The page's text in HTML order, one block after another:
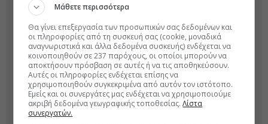
Μάθετε περισσότερα
Θα γίνει επεξεργασία των προσωπικών σας δεδομένων και
οι πληροφορίες από τη συσκευή σας (cookie, μοναδικά
αναγνωριστικά και άλλα δεδομένα συσκευής) ενδέχεται να
κοινοποιηθούν σε 237 παρόχους, οι οποίοι μπορούν να
αποκτήσουν πρόσβαση σε αυτές ή να τις αποθηκεύσουν.
Αυτές οι πληροφορίες ενδέχεται επίσης να
χρησιμοποιηθούν συγκεκριμένα από αυτόν τον ιστότοπο.
Εμείς και οι συνεργάτες μας ενδέχεται να χρησιμοποιούμε
ακριβή δεδομένα γεωγραφικής τοποθεσίας.Λίστα
συνεργατών.